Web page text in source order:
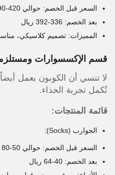
السعر قبل الخصم: حوالي 420-490 ريال
بعد الخصم: 336-392 ريال
المميزات: تصميم كلاسيكي،
قسم الإكسسوارات
لا تنسي أن الكوبون يعمل
تُكمل تجربة الحذاء.
قائمة المنتجات:
الجوارب (Socks):
السعر قبل الخصم: حوالي 50-80 ريال للزوج
بعد الخصم: 40-64 ريال